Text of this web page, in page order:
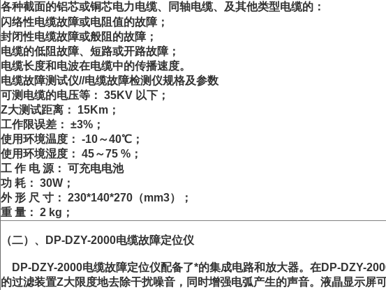
各种截面的铝芯或铜芯电力电缆、同轴电缆、及其他类型电缆的：
闪络性电缆故障或电阻值的故障；
封闭性电缆故障或般阻的故障；
电缆的低阻故障、短路或开路故障；
电缆长度和电波在电缆中的传播速度。
电缆故障测试仪//电缆故障检测仪规格及参数
可测电缆的电压等： 35KV 以下；
Z大测试距离： 15Km；
工作限误差： ±3%；
使用环境温度： -10～40℃；
使用环境湿度： 45～75 %；
工 作 电 源： 可充电电池
功 耗： 30W；
外 形 尺 寸： 230*140*270（mm3）；
重 量： 2 kg；
（二）、DP-DZY-2000电缆故障定位仪
DP-DZY-2000电缆故障定位仪配备了*的集成电路和放大器。在DP-DZY-
的过滤装置Z大限度地去除干扰噪音，同时增强电弧产生的声音。液晶显示屏